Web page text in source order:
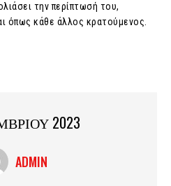
την περίπτωσή του,
όπως κάθε άλλος κρατούμενος.
2023
ADMIN